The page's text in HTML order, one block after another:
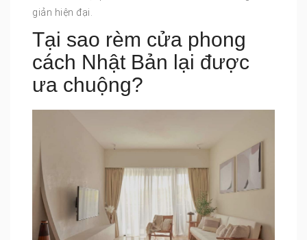
giản hiện đại.
Tại sao rèm cửa phong
cách Nhật Bản lại được
ưa chuộng?